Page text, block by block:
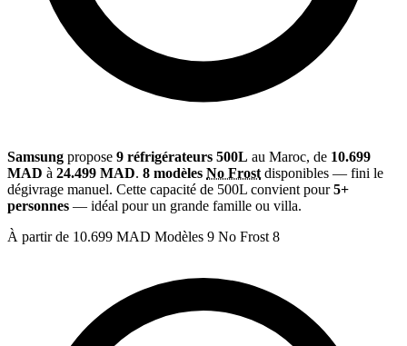
Samsung propose 9 réfrigérateurs 500L au Maroc, de 10.699
MAD à 24.499 MAD. 8 modèles No Frost disponibles — fini le
dégivrage manuel. Cette capacité de 500L convient pour5+
personnes — idéal pour un grande famille ou villa.
À partir de 10.699 MAD Modèles 9 No Frost 8